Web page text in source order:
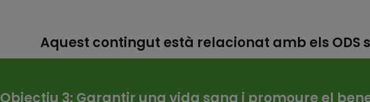
Aquest contingut està relacionat amb els ODS
Objectiu 3: Garantir una vida sana i promoure el